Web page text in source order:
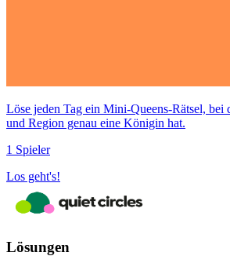
Löse jeden Tag ein Mini-Queens-Rätsel, bei
und Region genau eine Königin hat.
1 Spieler
Los geht's!
Lösungen